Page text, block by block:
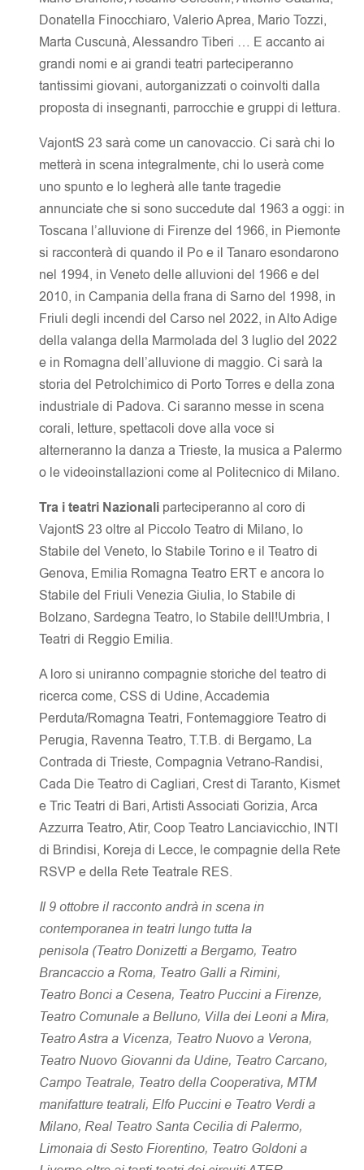
Donatella Finocchiaro, Valerio Aprea, Mario Tozzi,
Marta Cuscunà, Alessandro Tiberi … E accanto ai
grandi nomi e ai grandi teatri parteciperanno
tantissimi giovani, autorganizzati o coinvolti dalla
proposta di insegnanti, parrocchie e gruppi di lettura.
VajontS 23 sarà come un canovaccio. Ci sarà chi lo
metterà in scena integralmente, chi lo userà come
uno spunto e lo legherà alle tante tragedie
annunciate che si sono succedute dal 1963 a oggi: in
Toscana l’alluvione di Firenze del 1966, in Piemonte
si racconterà di quando il Po e il Tanaro esondarono
nel 1994, in Veneto delle alluvioni del 1966 e del
2010, in Campania della frana di Sarno del 1998, in
Friuli degli incendi del Carso nel 2022, in Alto Adige
della valanga della Marmolada del 3 luglio del 2022
e in Romagna dell’alluvione di maggio. Ci sarà la
storia del Petrolchimico di Porto Torres e della zona
industriale di Padova. Ci saranno messe in scena
corali, letture, spettacoli dove alla voce si
alterneranno la danza a Trieste, la musica a Palermo
o le videoinstallazioni come al Politecnico di Milano.
Tra i teatri Nazionali parteciperanno al coro di
VajontS 23 oltre al Piccolo Teatro di Milano, lo
Stabile del Veneto, lo Stabile Torino e il Teatro di
Genova, Emilia Romagna Teatro ERT e ancora lo
Stabile del Friuli Venezia Giulia, lo Stabile di
Bolzano, Sardegna Teatro, lo Stabile dell!Umbria, I
Teatri di Reggio Emilia.
A loro si uniranno compagnie storiche del teatro di
ricerca come, CSS di Udine, Accademia
Perduta/Romagna Teatri, Fontemaggiore Teatro di
Perugia, Ravenna Teatro, T.T.B. di Bergamo, La
Contrada di Trieste, Compagnia Vetrano-Randisi,
Cada Die Teatro di Cagliari, Crest di Taranto, Kismet
e Tric Teatri di Bari, Artisti Associati Gorizia, Arca
Azzurra Teatro, Atir, Coop Teatro Lanciavicchio, INTI
di Brindisi, Koreja di Lecce, le compagnie della Rete
RSVP e della Rete Teatrale RES.
Il 9 ottobre il racconto andrà in scena in
contemporanea in teatri lungo tutta la
penisola (Teatro Donizetti a Bergamo, Teatro
Brancaccio a Roma, Teatro Galli a Rimini,
Teatro Bonci a Cesena, Teatro Puccini a Firenze,
Teatro Comunale a Belluno, Villa dei Leoni a Mira,
Teatro Astra a Vicenza, Teatro Nuovo a Verona,
Teatro Nuovo Giovanni da Udine, Teatro Carcano,
Campo Teatrale, Teatro della Cooperativa, MTM
manifatture teatrali, Elfo Puccini e Teatro Verdi a
Milano, Real Teatro Santa Cecilia di Palermo,
Limonaia di Sesto Fiorentino, Teatro Goldoni a